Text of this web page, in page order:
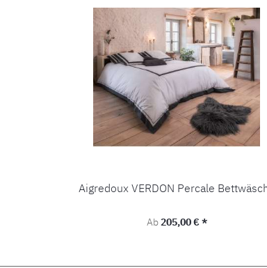
Aigredoux VERDON Percale
Regulärer Preis:
Ab205,00 € *